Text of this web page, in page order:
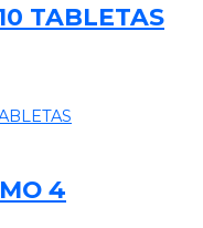
TABLETAS
4